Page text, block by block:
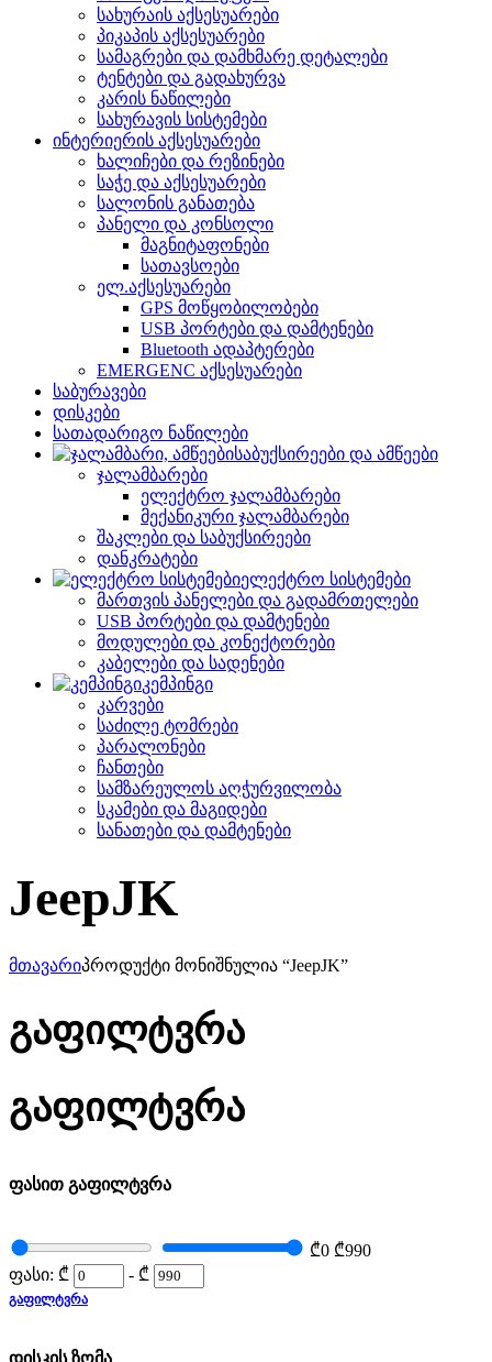
სახურაის აქსესუარები
პიკაპის აქსესუარები
სამაგრები და დამხმარე დეტალები
ტენტები და გადახურვა
კარის ნაწილები
სახურავის სისტემები
ინტერიერის აქსესუარები
ხალიჩები და რეზინები
საჭე და აქსესუარები
სალონის განათება
პანელი და კონსოლი
მაგნიტაფონები
სათავსოები
ელ.აქსესუარები
GPS მოწყობილობები
USB პორტები და დამტენები
Bluetooth ადაპტერები
EMERGENC აქსესუარები
საბურავები
დისკები
სათადარიგო ნაწილები
საბუქსირეები და ამწეები
ჯალამბარები
ელექტრო ჯალამბარები
მექანიკური ჯალამბარები
შაკლები და საბუქსირეები
დანკრატები
ელექტრო სისტემები
მართვის პანელები და გადამრთელები
USB პორტები და დამტენები
მოდულები და კონექტორები
კაბელები და სადენები
კემპინგი
კარვები
საძილე ტომრები
პარალონები
ჩანთები
სამზარეულოს აღჭურვილობა
სკამები და მაგიდები
სანათები და დამტენები
JeepJK
მთავარიპროდუქტი მონიშნულია “JeepJK”
გაფილტვრა
გაფილტვრა
ფასით გაფილტვრა
₾0 ₾990
ფასი: ₾ - ₾
ᲒᲐᲤᲘᲚᲢᲕᲠᲐ